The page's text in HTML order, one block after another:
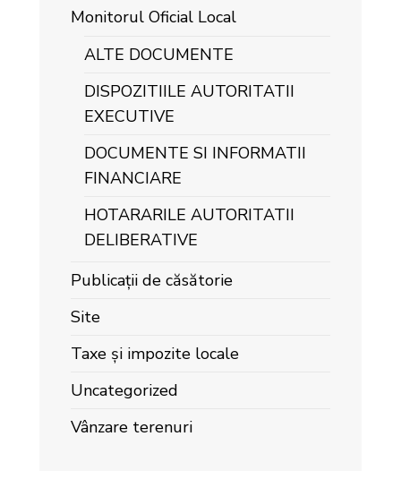
Monitorul Oficial Local
ALTE DOCUMENTE
DISPOZITIILE AUTORITATII
EXECUTIVE
DOCUMENTE SI INFORMATII
FINANCIARE
HOTARARILE AUTORITATII
DELIBERATIVE
Publicații de căsătorie
Site
Taxe și impozite locale
Uncategorized
Vânzare terenuri